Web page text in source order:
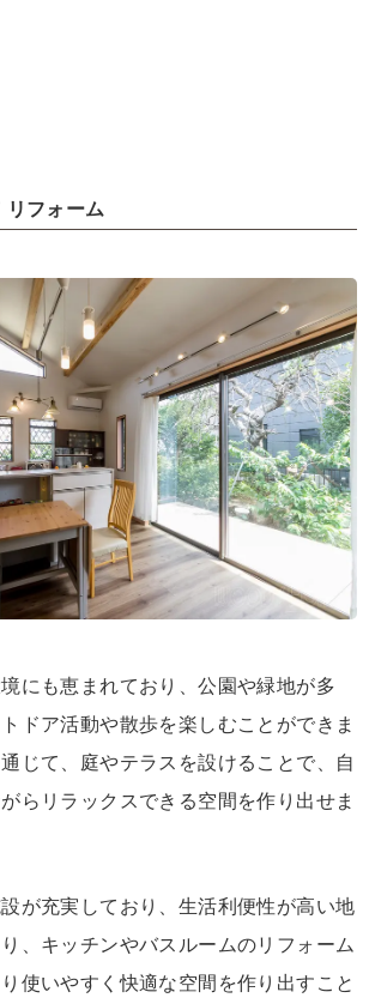
フォーム
にも恵まれており、公園や緑地が多
ドア活動や散歩を楽しむことができま
じて、庭やテラスを設けることで、自
らリラックスできる空間を作り出せま
が充実しており、生活利便性が高い地
、キッチンやバスルームのリフォーム
使いやすく快適な空間を作り出すこと